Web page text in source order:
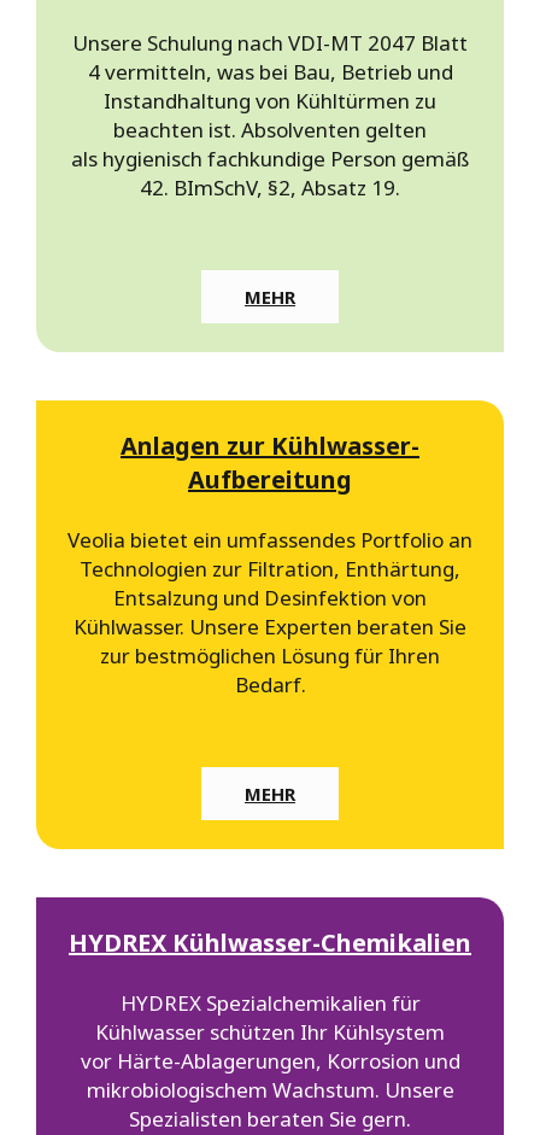
Unsere Schulung nach VDI-MT 2047 Blatt
4 vermitteln, was bei Bau, Betrieb und
Instandhaltung von Kühltürmen zu
beachten ist. Absolventen gelten
als hygienisch fachkundige Person gemäß
42. BImSchV, §2, Absatz 19.
MEHR
Anlagen zur Kühlwasser-
Aufbereitung
Veolia bietet ein umfassendes Portfolio an
Technologien zur Filtration, Enthärtung,
Entsalzung und Desinfektion von
Kühlwasser. Unsere Experten beraten Sie
zur bestmöglichen Lösung für Ihren
Bedarf.
MEHR
HYDREX Kühlwasser-Chemikalien
HYDREX Spezialchemikalien für
Kühlwasser schützen Ihr Kühlsystem
vor Härte-Ablagerungen, Korrosion und
mikrobiologischem Wachstum. Unsere
Spezialisten beraten Sie gern.